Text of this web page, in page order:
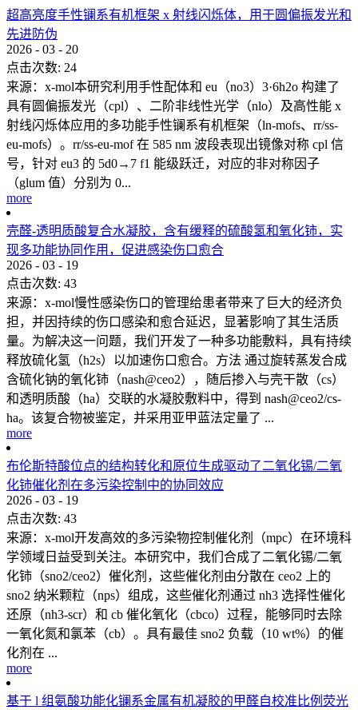
超高亮度手性镧系有机框架 x 射线闪烁体，用于圆偏振发光和
先进防伪
2026 - 03 - 20
点击次数: 24
来源：x-mol本研究利用手性配体和 eu（no3）3·6h2o 构建了
具有圆偏振发光（cpl）、二阶非线性光学（nlo）及高性能 x
射线闪烁体应用的多功能手性镧系有机框架（ln-mofs、rr/ss-
eu-mofs）。rr/ss-eu-mof 在 585 nm 波段表现出镜像对称 cpl 信
号，针对 eu3 的 5d0→7 f1 能级跃迁，对应的非对称因子
（glum 值）分别为 0...
more
壳醛-透明质酸复合水凝胶，含有缓释的硫酸氢和氧化铈，实
现多功能协同作用，促进感染伤口愈合
2026 - 03 - 19
点击次数: 43
来源：x-mol慢性感染伤口的管理给患者带来了巨大的经济负
担，并因持续的伤口感染和愈合延迟，显著影响了其生活质
量。为解决这一问题，我们开发了一种多功能敷料，具有持续
释放硫化氢（h2s）以加速伤口愈合。方法 通过旋转蒸发合成
含硫化钠的氧化铈（nash@ceo2），随后掺入与壳干散（cs）
和透明质酸（ha）交联的水凝胶敷料中，得到 nash@ceo2/cs-
ha。该复合物被鉴定，并采用亚甲蓝法定量了 ...
more
布伦斯特酸位点的结构转化和原位生成驱动了二氧化锡/二氧
化铈催化剂在多污染控制中的协同效应
2026 - 03 - 19
点击次数: 43
来源：x-mol开发高效的多污染物控制催化剂（mpc）在环境科
学领域日益受到关注。本研究中，我们合成了二氧化锡/二氧
化铈（sno2/ceo2）催化剂，这些催化剂由分散在 ceo2 上的
sno2 纳米颗粒（nps）组成，这些催化剂通过 nh3 选择性催化
还原（nh3-scr）和 cb 催化氧化（cbco）过程，能够同时去除
一氧化氮和氯苯（cb）。具有最佳 sno2 负载（10 wt%）的催
化剂在 ...
more
基于 l 组氨酸功能化镧系金属有机凝胶的甲醛自校准比例荧光